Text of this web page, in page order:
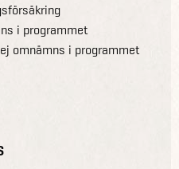
i programmet
omnämns i programmet